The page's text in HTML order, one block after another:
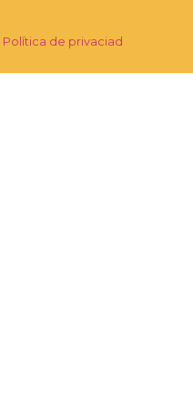
Política de privaciad